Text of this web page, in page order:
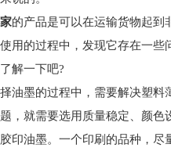
的产品是可以在运输货物起到
用的过程中，发现它存在一些
解一下吧?
油墨的过程中，需要解决塑料
，就需要选用质量稳定、颜色
印油墨。一个印刷的品种，尽